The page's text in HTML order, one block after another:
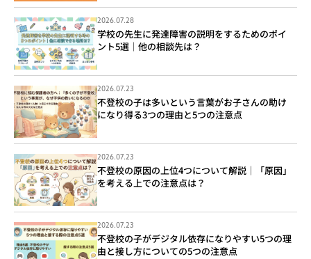
2026.07.28
学校の先生に発達障害の説明をするためのポイ
ント5選｜他の相談先は？
2026.07.23
不登校の子は多いという言葉がお子さんの助け
になり得る3つの理由と5つの注意点
2026.07.23
不登校の原因の上位4つについて解説｜「原因」
を考える上での注意点は？
2026.07.23
不登校の子がデジタル依存になりやすい5つの理
由と接し方についての5つの注意点